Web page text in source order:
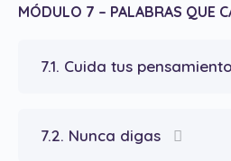
MÓDULO 7 – PALABRAS QUE
7.1. Cuida tus
7.2. Nunca digas